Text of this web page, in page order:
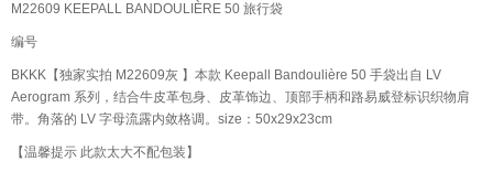
M22609 KEEPALL BANDOULIÈRE 50 旅行袋
编号
BKKK【独家实拍 M22609灰 】本款 Keepall Bandoulière 50 手袋出自 LV
Aerogram 系列，结合牛皮革包身、皮革饰边、顶部手柄和路易威登标识织物肩
带。角落的 LV 字母流露内敛格调。size：50x29x23cm
【温馨提示 此款太大不配包装】